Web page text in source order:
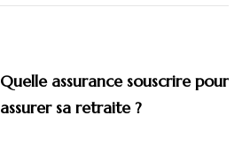
Quelle assurance souscrire pour
assurer sa retraite ?